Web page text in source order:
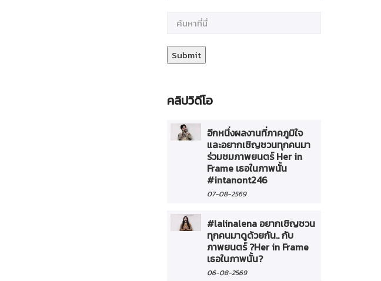
คลิปวิดีโอ
อีกหนึ่งผลงานที่ภาคภูมิใจ
และอยากเชิญชวนทุกคนมา
ร่วมชมภาพยนตร์ Her in
Frame เธอในภาพนั้น
#intanont246
07-08-2569
#lalinalena อยากเชิญชวน
ทุกคนมาดูด้วยกัน.. กับ
ภาพยนตร์ ?Her in Frame
เธอในภาพนั้น?
06-08-2569